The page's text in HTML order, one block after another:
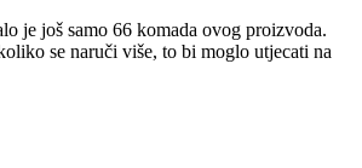
je još samo 66 komada ovog proizvoda.
se naruči više, to bi moglo utjecati na